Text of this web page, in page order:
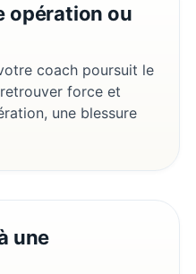
opération ou
coach poursuit le
force et
une blessure
une